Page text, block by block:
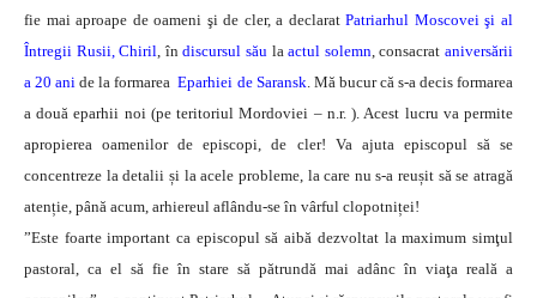
fie mai aproape de oameni şi de cler, a declaratPatriarhul Moscovei şi al
Întregii Rusii, Chiril, îndiscursul său laactul solemn, consacrataniversării
a 20 ani de la formareaEparhiei de Saransk. Mă bucur că s-a decis formarea
a două eparhii noi (pe teritoriul Mordoviei – n.r. ). Acest lucru va permite
apropierea oamenilor de episcopi, de cler! Va ajuta episcopul să se
concentreze la detalii și la acele probleme, la care nu s-a reușit să se atragă
atenție, până acum, arhiereul aflându-se în vârful clopotniței!
”Este foarte important ca episcopul să aibă dezvoltat la maximum simţul
pastoral, ca el să fie în stare să pătrundă mai adânc în viaţa reală a